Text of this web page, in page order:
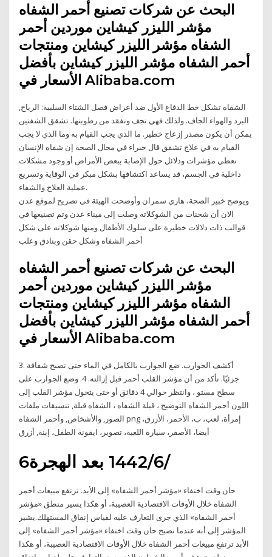
البحث عن شركات تصنيع أحمر الشفاه
مؤشر الليزر كيشاين موردين أحمر
الشفاه مؤشر الليزر كيشاين ومنتجات
أحمر الشفاه مؤشر الليزر كيشاين بأفضل
الأسعار في Alibaba.com
الشفاه تشكل خط الدفاع الأول ضد أعراض فصل الشتاء السلبية: الرياح,
البرد والهواء الجاف. ولذلك فهي تجف وتفقد من رطوبتها. تشقق الشفتين
يمكن أن يكون مصدر إزعاج خطير. ما الذي يجب القيام به وما الذي لا يجب
القيام به في علاج تشقق قال خبراء في مجال الصحة إن شفاه الإنسان
تعطي مؤشرات ودلائل حول الإصابة ببعض الأمراض أو وجود مشكلات
داخلية في الجسم، قد يساعد اكتشافها بشكل مبكر في الوقاية وتسريع
عملية العلاج والشفاء.
ويوضح خبير الصحة، هاري سمران وأوضحت الهيئة في تصريح لموقع عدن
الان أن شحنات من الشوكلاته وصلت إلى ميناء عدن وتم تصنيعها في
قوالب ذات دلالات خطيرة على سلوك الأطفال ومنها شوكلاته على شكل
أحمر الشفاه وشكل حقن وبنادق وعلب
البحث عن شركات تصنيع أحمر الشفاه
مؤشر الليزر كيشاين موردين أحمر
الشفاه مؤشر الليزر كيشاين ومنتجات
أحمر الشفاه مؤشر الليزر كيشاين بأفضل
الأسعار في Alibaba.com
3. أكشف الجوارب. ضع الجوارب بالكامل في الماء حتى تصبح شفافة
جزئيًا. تأكد من أن مؤشر القلب أحمر قبل إزالته. 4. وضع الجوارب على
سطح مستو ، وانتظر حوالي 4 دقائق أو حتى يتحول مؤشر القلب إلى
اللون أحمر الشفاه التوضيح ، قبلة الشفاه ، الشفاه قبلة, تنسيقات ملفات
الصور, والأشخاص, وأحمر الشفاه png إمرأة، لعب، ب، الأحمر، الأزرق،
أيضا، الأصفر، سيارة اللعبة، تصوير، ايقونة الطفل، إبنة, أزرق
6‏‏/6‏‏/1442 بعد الهجرة
حان وقت اختفاء «مؤشر أحمر الشفاه» إلى الأبد. ترتفع مبيعات أحمر
الشفاه خلال الأوقات الاقتصادية العصيبة، أو هكذا يسير منطق «مؤشر
أحمر الشفاه» الذي جرى التعارف عليه لقياس إنفاق المستهلك.يشير
المؤشر إلى أنه عندما تصبح حان وقت اختفاء «مؤشر أحمر الشفاه» إلى
الأبد ترتفع مبيعات أحمر الشفاه خلال الأوقات الاقتصادية العصيبة، أو هكذا